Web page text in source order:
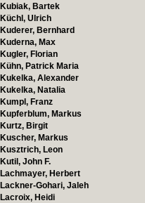
Kubiak, Bartek
Küchl, Ulrich
Kuderer, Bernhard
Kuderna, Max
Kugler, Florian
Kühn, Patrick Maria
Kukelka, Alexander
Kukelka, Natalia
Kumpl, Franz
Kupferblum, Markus
Kurtz, Birgit
Kuscher, Markus
Kusztrich, Leon
Kutil, John F.
Lachmayer, Herbert
Lackner-Gohari, Jaleh
Lacroix, Heidi